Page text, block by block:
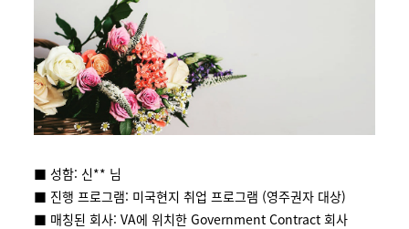
■ 성함: 신** 님
■ 진행 프로그램: 미국현지 취업 프로그램 (영주권자 대상)
■ 매칭된 회사: VA에 위치한 Government Contract 회사